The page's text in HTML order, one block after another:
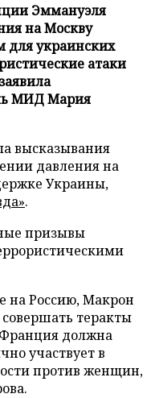
Эммануэля
на Москву
для украинских
атаки
МИД Мария
высказывания
давления на
Украины,
.
призывы
на Россию, Макрон
теракты
должна
участвует в
против женщин,